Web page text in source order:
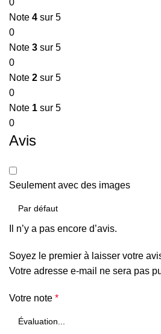
Note 4 sur 5
0
Note 3 sur 5
0
Note 2 sur 5
0
Note 1 sur 5
0
Avis
Seulement avec des images
Il n’y a pas encore d’avis.
Votre adresse e-mail ne sera pas
Votre note *